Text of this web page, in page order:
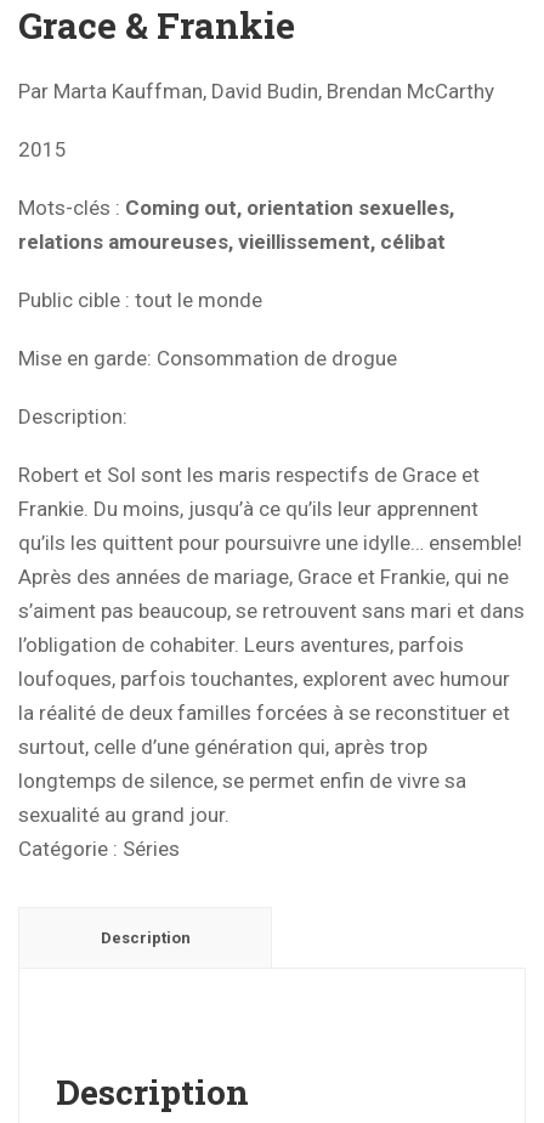
Grace & Frankie
Par Marta Kauffman, David Budin, Brendan McCarthy
2015
Mots-clés : Coming out, orientation sexuelles,
relations amoureuses, vieillissement, célibat
Public cible : tout le monde
Mise en garde: Consommation de drogue
Description:
Robert et Sol sont les maris respectifs de Grace et
Frankie. Du moins, jusqu’à ce qu’ils leur apprennent
qu’ils les quittent pour poursuivre une idylle… ensemble!
Après des années de mariage, Grace et Frankie, qui ne
s’aiment pas beaucoup, se retrouvent sans mari et dans
l’obligation de cohabiter. Leurs aventures, parfois
loufoques, parfois touchantes, explorent avec humour
la réalité de deux familles forcées à se reconstituer et
surtout, celle d’une génération qui, après trop
longtemps de silence, se permet enfin de vivre sa
sexualité au grand jour.
Catégorie : Séries
Description
Description